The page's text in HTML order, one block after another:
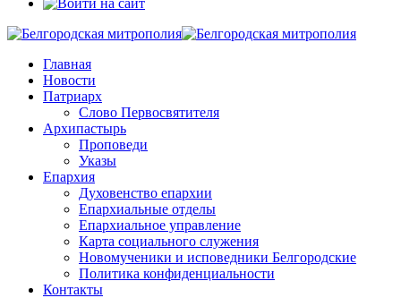
Главная
Новости
Патриарх
Слово Первосвятителя
Архипастырь
Проповеди
Указы
Епархия
Духовенство епархии
Епархиальные отделы
Епархиальное управление
Карта социального служения
Новомученики и исповедники Белгородские
Политика конфиденциальности
Контакты